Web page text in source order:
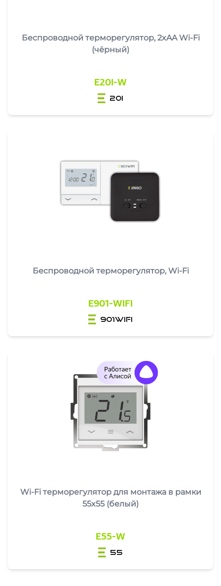
Беспроводной терморегулятор, 2xAA Wi-Fi
(чёрный)
E20I-W
20i
Беспроводной терморегулятор, Wi-Fi
E901-WIFI
901wifi
Wi-Fi терморегулятор для монтажа в рамки
55x55 (белый)
E55-W
55